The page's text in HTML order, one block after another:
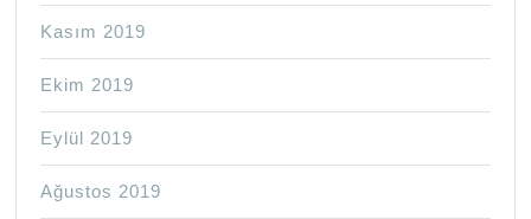
Kasım 2019
Ekim 2019
Eylül 2019
Ağustos 2019